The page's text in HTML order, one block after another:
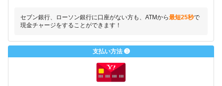
セブン銀行、ローソン銀行に口座がない方も、ATMから最短25秒で
現金チャージをすることができます！
支払い方法 ❸